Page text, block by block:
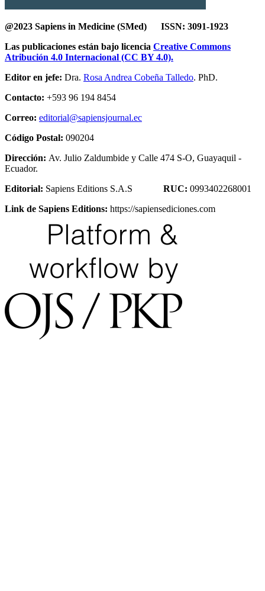
@2023 Sapiens in Medicine (SMed) ISSN: 3091-1923
Las publicaciones están bajo licencia Creative Commons
Atribución 4.0 Internacional (CC BY 4.0).
Editor en jefe: Dra. Rosa Andrea Cobeña Talledo. PhD.
Contacto: +593 96 194 8454
Correo: editorial@sapiensjournal.ec
Código Postal: 090204
Dirección: Av. Julio Zaldumbide y Calle 474 S-O, Guayaquil -
Ecuador.
Editorial: Sapiens Editions S.A.S RUC: 0993402268001
Link de Sapiens Editions: https://sapiensediciones.com